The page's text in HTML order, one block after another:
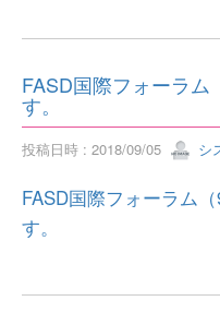
FASD国際フォーラ
す。
投稿日時 : 2018/09/05 シ
FASD国際フォーラム
す。